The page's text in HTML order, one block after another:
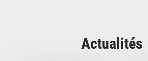
Actualités